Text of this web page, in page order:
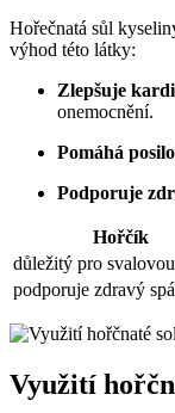
Hořečnatá sůl
výhod této látky:
Zlepšuje
onemocnění.
Pomáhá
Podporuje
Hořčík
důležitý pro
podporuje zdravý
Využití